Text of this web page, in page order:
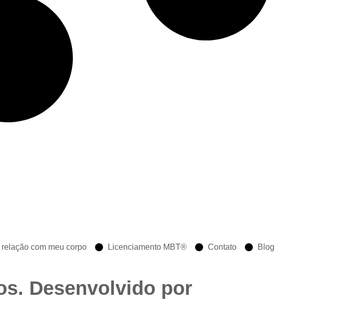
relação com meu corpo Licenciamento MBT® Contato Blog
Desenvolvido por